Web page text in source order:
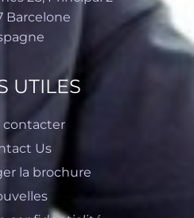
Barcelone
UTILES
contacter
Us
la brochure